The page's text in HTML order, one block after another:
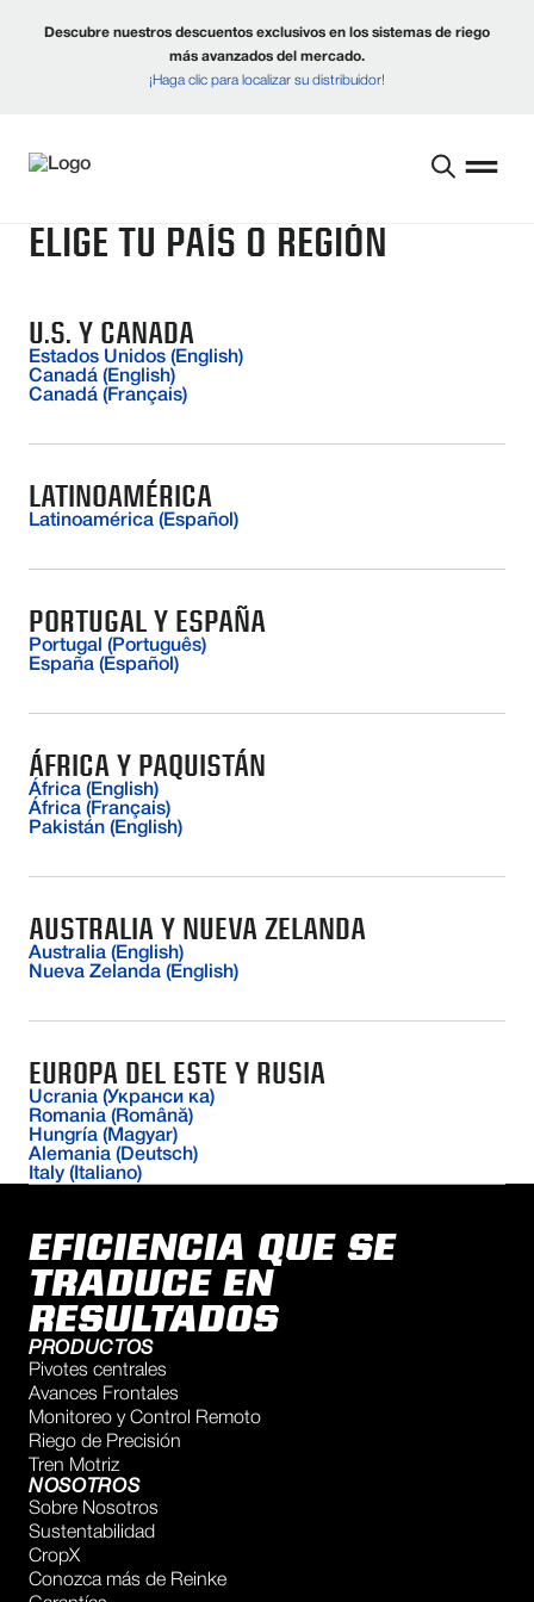
Descubre nuestros descuentos exclusivos en los sistemas de riego
más avanzados del mercado.
¡Haga clic para localizar su distribuidor!
ELIGE TU PAÍS O REGIÓN
U.S. Y CANADA
Estados Unidos (English)
Canadá (English)
Canadá (Français)
LATINOAMÉRICA
Latinoamérica (Español)
PORTUGAL Y ESPAÑA
Portugal (Português)
España (Español)
ÁFRICA Y PAQUISTÁN
África (English)
África (Français)
Pakistán (English)
AUSTRALIA Y NUEVA ZELANDA
Australia (English)
Nueva Zelanda (English)
EUROPA DEL ESTE Y RUSIA
Ucrania (Укранси ка)
Romania (Română)
Hungría (Magyar)
Alemania (Deutsch)
Italy (Italiano)
EFICIENCIA QUE SE
TRADUCE EN
RESULTADOS
PRODUCTOS
Pivotes centrales
Avances Frontales
Monitoreo y Control Remoto
Riego de Precisión
Tren Motriz
NOSOTROS
Sobre Nosotros
Sustentabilidad
CropX
Conozca más de Reinke